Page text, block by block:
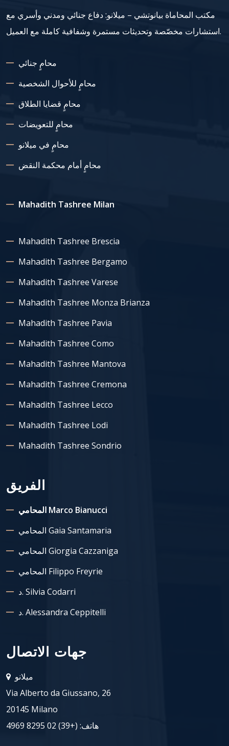
مكتب المحاماة بيانوتشي – ميلانو: دفاع جنائي ومدني وأسري مع
استشارات مخصّصة وتحديثات مستمرة وشفافية كاملة مع العميل.
محامٍ جنائي
محامٍ للأحوال الشخصية
محامٍ قضايا الطلاق
محامٍ للتعويضات
محامٍ في ميلانو
محامٍ أمام محكمة النقض
Mahadith Tashree Milan
Mahadith Tashree Brescia
Mahadith Tashree Bergamo
Mahadith Tashree Varese
Mahadith Tashree Monza Brianza
Mahadith Tashree Pavia
Mahadith Tashree Como
Mahadith Tashree Mantova
Mahadith Tashree Cremona
Mahadith Tashree Lecco
Mahadith Tashree Lodi
Mahadith Tashree Sondrio
الفريق
المحامي Marco Bianucci
المحامي Gaia Santamaria
المحامي Giorgia Cazzaniga
المحامي Filippo Freyrie
د. Silvia Codarri
د. Alessandra Ceppitelli
جهات الاتصال
ميلانو
Via Alberto da Giussano, 26
20145 Milano
هاتف: (+39) 02 8295 4969